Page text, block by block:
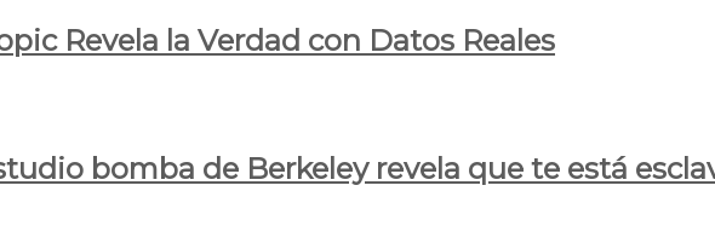
Revela la Verdad con Datos Reales
bomba de Berkeley revela que te está